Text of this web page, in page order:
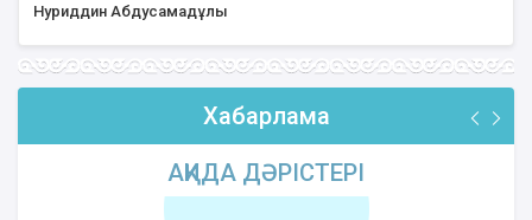
Нуриддин Абдусамадұлы
Хабарлама
АҚИДА ДӘРІСТЕРІ